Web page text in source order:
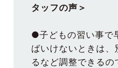
タッフの声＞
●子どもの習い事で
ばいけないときは、
るなど調整できるの